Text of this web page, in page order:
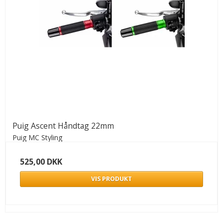
Puig Ascent Håndtag 22mm
Puig MC Styling
525,00 DKK
VIS PRODUKT